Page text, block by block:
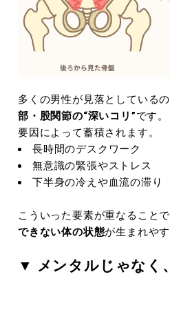
多くの男性が見落としている
部・股関節の“深いコリ”です
要因によって蓄積されます。
長時間のデスクワーク
無意識の緊張やストレス
下半身の冷えや血流の滞り
こういった要素が重なることで
できない体の状態が生まれや
▼ メンタルじゃなく